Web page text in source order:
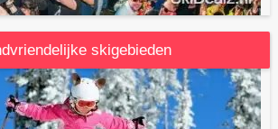
skigebieden